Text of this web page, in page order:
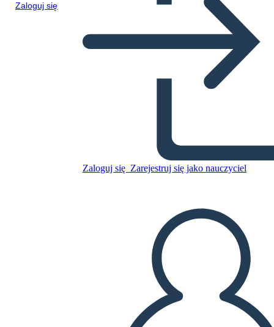
Zaloguj się
Zaloguj się Zarejestruj się jako nauczyciel
Шаблон, ГРОЗДЕ Графичен
Skopiuj tę scenorys
ODTWARZANIE POKAZU SLAJDÓW
PRZECZYTAJ MI